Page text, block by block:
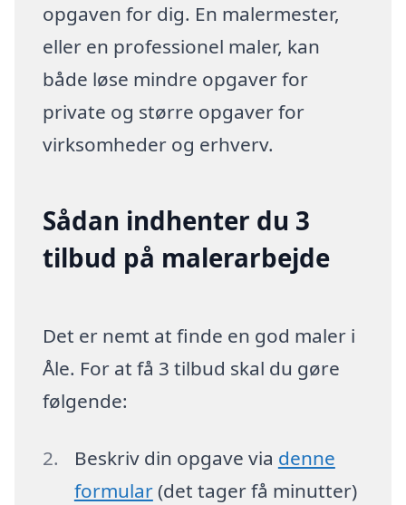
opgaven for dig. En malermester,
eller en professionel maler, kan
både løse mindre opgaver for
private og større opgaver for
virksomheder og erhverv.
Sådan indhenter du 3
tilbud på malerarbejde
Det er nemt at finde en god maler i
Åle. For at få 3 tilbud skal du gøre
følgende:
Beskriv din opgave via denne
formular(det tager få minutter)